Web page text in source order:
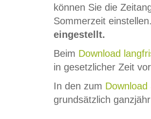
können Sie die
Sommerzeit
eingestellt.
Beim Download
in gesetzlicher Zeit
In den zum Download
grundsätzlich